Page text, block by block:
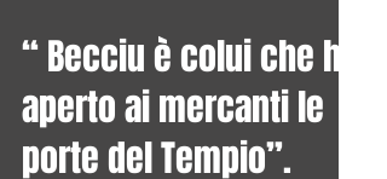
“ Becciu è colui che ha
aperto ai mercanti le